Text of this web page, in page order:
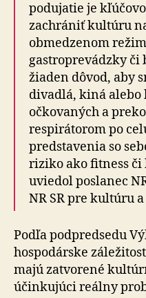
podujatie je
zachrániť kultúru
obmedzenom
gastroprevádzky či
žiaden dôvod, aby
divadlá, kiná alebo
očkovaných a
respirátorom po
predstavenia so
riziko ako fitness či
uviedol poslanec
NR SR pre kultúru
Podľa podpredsedu
hospodárske
majú zatvorené
účinkujúci reálny